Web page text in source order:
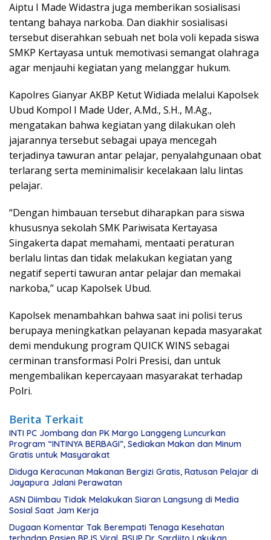
Aiptu I Made Widastra juga memberikan sosialisasi
tentang bahaya narkoba. Dan diakhir sosialisasi
tersebut diserahkan sebuah net bola voli kepada siswa
SMKP Kertayasa untuk memotivasi semangat olahraga
agar menjauhi kegiatan yang melanggar hukum.
Kapolres Gianyar AKBP Ketut Widiada melalui Kapolsek
Ubud Kompol I Made Uder, A.Md., S.H., M.Ag.,
mengatakan bahwa kegiatan yang dilakukan oleh
jajarannya tersebut sebagai upaya mencegah
terjadinya tawuran antar pelajar, penyalahgunaan obat
terlarang serta meminimalisir kecelakaan lalu lintas
pelajar.
“Dengan himbauan tersebut diharapkan para siswa
khususnya sekolah SMK Pariwisata Kertayasa
Singakerta dapat memahami, mentaati peraturan
berlalu lintas dan tidak melakukan kegiatan yang
negatif seperti tawuran antar pelajar dan memakai
narkoba,” ucap Kapolsek Ubud.
Kapolsek menambahkan bahwa saat ini polisi terus
berupaya meningkatkan pelayanan kepada masyarakat
demi mendukung program QUICK WINS sebagai
cerminan transformasi Polri Presisi, dan untuk
mengembalikan kepercayaan masyarakat terhadap
Polri.
Berita Terkait
INTI PC Jombang dan PK Margo Langgeng Luncurkan
Program “INTINYA BERBAGI”, Sediakan Makan dan Minum
Gratis untuk Masyarakat
Diduga Keracunan Makanan Bergizi Gratis, Ratusan Pelajar di
Jayapura Jalani Perawatan
ASN Diimbau Tidak Melakukan Siaran Langsung di Media
Sosial Saat Jam Kerja
Dugaan Komentar Tak Berempati Tenaga Kesehatan